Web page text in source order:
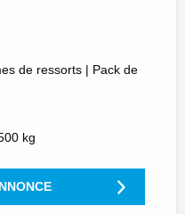
de ressorts | Pack de
kg